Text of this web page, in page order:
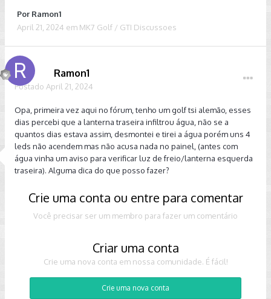
Por Ramon1
April 21, 2024 em MK7 Golf / GTI Discussoes
Ramon1
Postado April 21, 2024
Opa, primeira vez aqui no fórum, tenho um golf tsi alemão, esses
dias percebi que a lanterna traseira infiltrou água, não se a
quantos dias estava assim, desmontei e tirei a água porém uns 4
leds não acendem mas não acusa nada no painel, (antes com
água vinha um aviso para verificar luz de freio/lanterna esquerda
traseira). Alguma dica do que posso fazer?
Crie uma conta ou entre para comentar
Você precisar ser um membro para fazer um comentário
Criar uma conta
Crie uma nova conta em nossa comunidade. É fácil!
Crie uma nova conta